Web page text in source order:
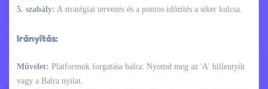
5. szabály: A stratégiai tervezés és a pontos időzítés a siker kulcsa.
Irányítás:
Művelet: Platformok forgatása balra: Nyomd meg az 'A' billentyűt
vagy a Balra nyilat.